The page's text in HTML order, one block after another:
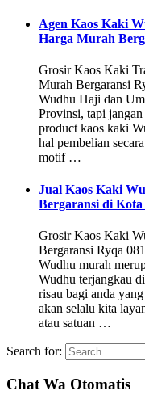
Agen Kaos Kaki
Harga Murah
Grosir Kaos Kaki
Murah Bergaransi
Wudhu Haji dan
Provinsi, tapi
product kaos kaki
hal pembelian
motif …
Jual Kaos Kaki
Bergaransi di
Grosir Kaos Kaki
Bergaransi Ryqa
Wudhu murah
Wudhu terjangkau
risau bagi anda
akan selalu kita
atau satuan …
Search for:
Chat Wa Otomatis